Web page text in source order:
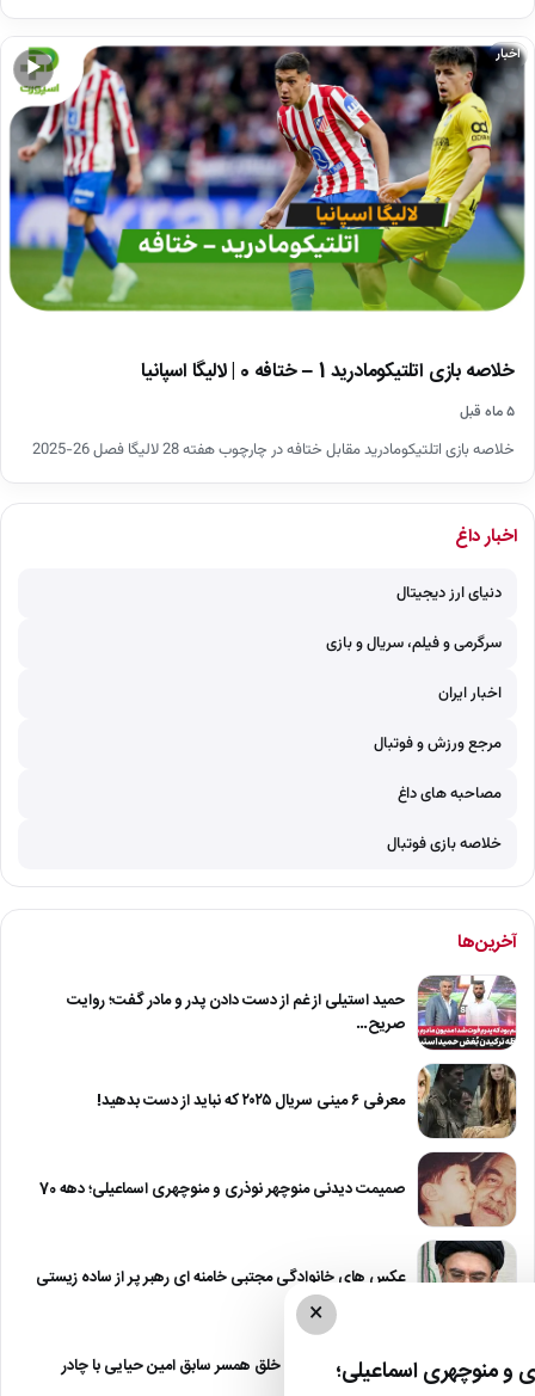
▶
اخبار
خلاصه بازی اتلتیکومادرید 1 – ختافه 0 | لالیگا اسپانیا
۵ ماه قبل
خلاصه بازی اتلتیکومادرید مقابل ختافه در چارچوب هفته 28 لالیگا فصل 26-2025
اخبار داغ
دنیای ارز دیجیتال
سرگرمی و فیلم، سریال و بازی
اخبار ایران
مرجع ورزش و فوتبال
مصاحبه های داغ
خلاصه بازی فوتبال
آخرین‌ها
حمید استیلی از غم از دست دادن پدر و مادر گفت؛ روایت
صریح…
معرفی ۶ مینی سریال ۲۰۲۵ که نباید از دست بدهید!
صمیمت دیدنی منوچهر نوذری و منوچهری اسماعیلی؛ دهه 70
عکس های خانوادگی مجتبی خامنه ای رهبر پر از ساده زیستی
عکس| نیلوفر خوش خلق همسر سابق امین حیایی با چادر
×
منوچهری اسماعیلی؛